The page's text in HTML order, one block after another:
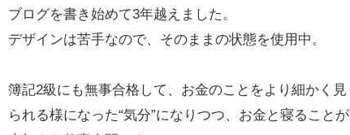
ブログを書き始めて3年越えました。
デザインは苦手なので、そのままの状態を使用中。
簿記2級にも無事合格して、お金のことをより細かく見
られる様になった“気分”になりつつ、お金と寝ることが